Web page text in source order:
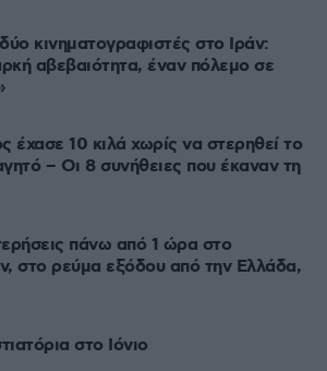
κινηματογραφιστές στο Ιράν:
αβεβαιότητα, έναν πόλεμο σε
έχασε 10 κιλά χωρίς να στερηθεί το
– Οι 8 συνήθειες που έκαναν τη
πάνω από 1 ώρα στο
στο ρεύμα εξόδου από την Ελλάδα,
στο Ιόνιο